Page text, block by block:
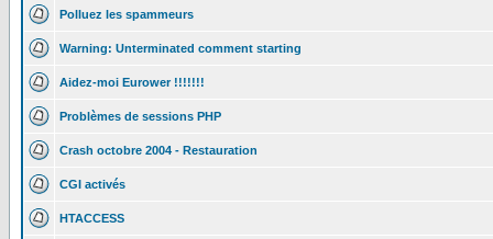
Polluez les spammeurs
Warning: Unterminated comment starting
Aidez-moi Eurower !!!!!!!
Problèmes de sessions PHP
Crash octobre 2004 - Restauration
CGI activés
HTACCESS